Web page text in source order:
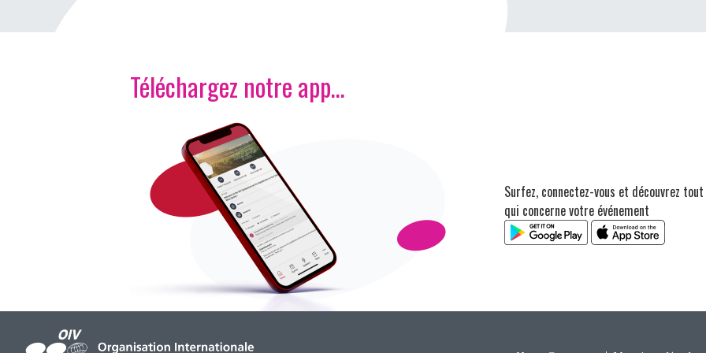
Téléchargez notre app…
Surfez, connectez-vous et découvrez
qui concerne votre événement